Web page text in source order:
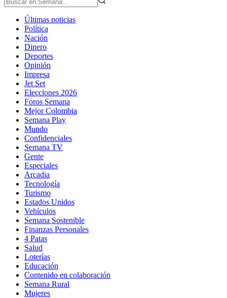
Últimas noticias
Política
Nación
Dinero
Deportes
Opinión
Impresa
Jet Set
Elecciones 2026
Foros Semana
Mejor Colombia
Semana Play
Mundo
Confidenciales
Semana TV
Gente
Especiales
Arcadia
Tecnología
Turismo
Estados Unidos
Vehículos
Semana Sostenible
Finanzas Personales
4 Patas
Salud
Loterías
Educación
Contenido en colaboración
Semana Rural
Mujeres